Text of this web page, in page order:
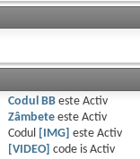
Codul BBeste Activ
Zâmbeteeste Activ
Codul
[IMG] este Activ
[VIDEO]
code is Activ